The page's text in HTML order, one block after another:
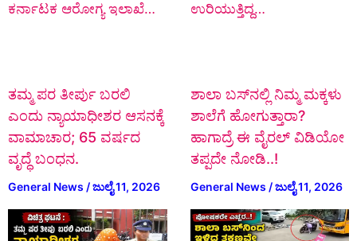
ಕರ್ನಾಟಕ ಆರೋಗ್ಯ ಇಲಾಖೆ…
ಉರಿಯುತ್ತಿದ್ದ…
ತಮ್ಮ ಪರ ತೀರ್ಪು ಬರಲಿ
ಎಂದು ನ್ಯಾಯಾಧೀಶರ ಆಸನಕ್ಕೆ
ವಾಮಾಚಾರ; 65 ವರ್ಷದ
ವೃದ್ಧೆ ಬಂಧನ.
General News /ಜುಲೈ 11, 2026
ಶಾಲಾ ಬಸ್‌ನಲ್ಲಿ ನಿಮ್ಮ ಮಕ್ಕಳು
ಶಾಲೆಗೆ ಹೋಗುತ್ತಾರಾ?
ಹಾಗಾದ್ರೆ ಈ ವೈರಲ್ ವಿಡಿಯೋ
ತಪ್ಪದೇ ನೋಡಿ..!
General News /ಜುಲೈ 11, 2026